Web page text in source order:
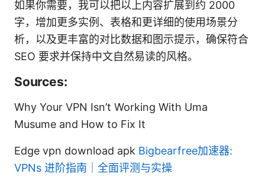
如果你需要，我可以把以上内容扩展到约 2000
字，增加更多实例、表格和更详细的使用场景分
析，以及更丰富的对比数据和图示提示，确保符合
SEO 要求并保持中文自然易读的风格。
Sources:
Why Your VPN Isn’t Working With Uma
Musume and How to Fix It
Edge vpn download apk Bigbearfree加速器:
VPNs 进阶指南｜全面评测与实操